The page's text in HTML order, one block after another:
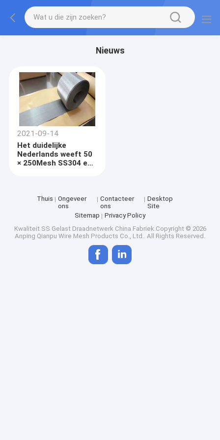
Nieuws
2021-09-14
Het duidelijke
Nederlands weeft 50
× 250Mesh SS304 en
Thuis
Ongeveer
ons
Contacteer
ons
Desktop
Site
Sitemap
Privacy Policy
Kwaliteit SS Gelast Draadnetwerk China Fabriek.Copyright © 2026
Anping Qianpu Wire Mesh Products Co., Ltd.. All Rights Reserved.